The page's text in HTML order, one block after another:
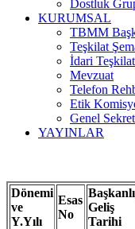
Dostluk
KURUMSAL
TBMM
Teşkilat
İdari Teşkilat
Mevzuat
Telefon
Etik
Genel
YAYINLAR
Dönemi
ve
Y.Yılı
Esas
No
Geliş
Tarihi